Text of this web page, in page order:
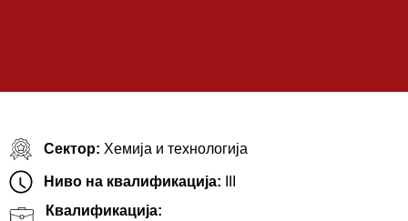
Сектор: Хемија и технологија
Ниво на квалификација:
Квалификација: